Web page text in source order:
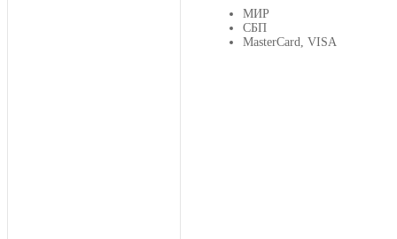
МИР
СБП
MasterCard, VISA